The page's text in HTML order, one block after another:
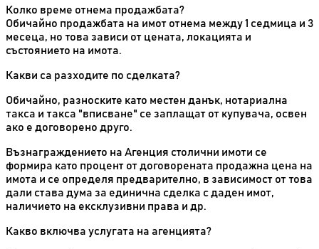
Колко време отнема продажбата?
Обичайно продажбата на имот отнема между 1 седмица и 3
месеца, но това зависи от цената, локацията и
състоянието на имота.
Какви са разходите по сделката?
Обичайно, разноските като местен данък, нотариална
такса и такса "вписване" се заплащат от купувача, освен
ако е договорено друго.
Възнаграждението на Агенция столични имоти се
формира като процент от договорената продажна цена на
имота и се определя предварително, в зависимост от това
дали става дума за единична сделка с даден имот,
наличието на ексклузивни права и др.
Какво включва услугата на агенцията?